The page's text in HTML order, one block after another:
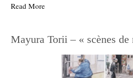
Read More
Mayura Torii – « scènes de